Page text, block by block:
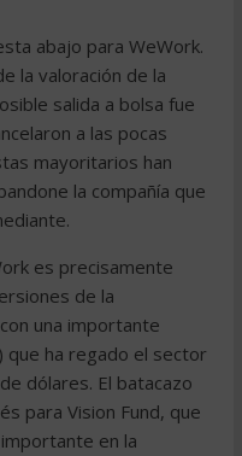
abajo para WeWork.
la valoración de la
salida a bolsa fue
a las pocas
mayoritarios han
la compañía que
es precisamente
de la
una importante
que ha regado el sector
dólares. El batacazo
para Vision Fund, que
en la